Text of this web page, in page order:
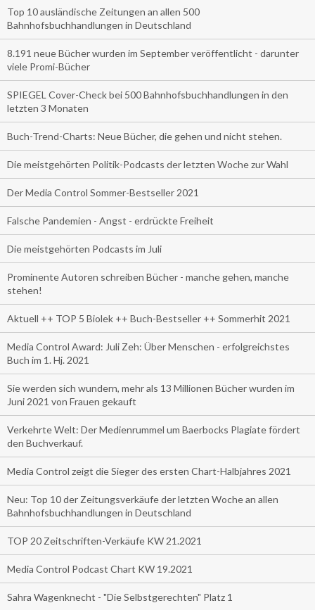
Top 10 ausländische Zeitungen an allen 500
Bahnhofsbuchhandlungen in Deutschland
8.191 neue Bücher wurden im September veröffentlicht - darunter
viele Promi-Bücher
SPIEGEL Cover-Check bei 500 Bahnhofsbuchhandlungen in den
letzten 3 Monaten
Buch-Trend-Charts: Neue Bücher, die gehen und nicht stehen.
Die meistgehörten Politik-Podcasts der letzten Woche zur Wahl
Der Media Control Sommer-Bestseller 2021
Falsche Pandemien - Angst - erdrückte Freiheit
Die meistgehörten Podcasts im Juli
Prominente Autoren schreiben Bücher - manche gehen, manche
stehen!
Aktuell ++ TOP 5 Biolek ++ Buch-Bestseller ++ Sommerhit 2021
Media Control Award: Juli Zeh: Über Menschen - erfolgreichstes
Buch im 1. Hj. 2021
Sie werden sich wundern, mehr als 13 Millionen Bücher wurden im
Juni 2021 von Frauen gekauft
Verkehrte Welt: Der Medienrummel um Baerbocks Plagiate fördert
den Buchverkauf.
Media Control zeigt die Sieger des ersten Chart-Halbjahres 2021
Neu: Top 10 der Zeitungsverkäufe der letzten Woche an allen
Bahnhofsbuchhandlungen in Deutschland
TOP 20 Zeitschriften-Verkäufe KW 21.2021
Media Control Podcast Chart KW 19.2021
Sahra Wagenknecht - "Die Selbstgerechten" Platz 1